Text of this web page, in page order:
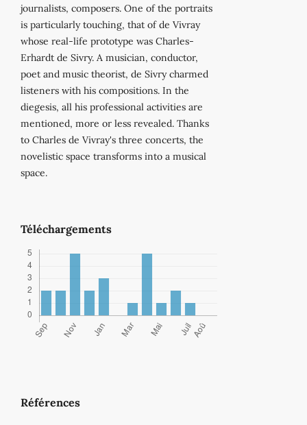
journalists, composers. One of the portraits
is particularly touching, that of de Vivray
whose real-life prototype was Charles-
Erhardt de Sivry. A musician, conductor,
poet and music theorist, de Sivry charmed
listeners with his compositions. In the
diegesis, all his professional activities are
mentioned, more or less revealed. Thanks
to Charles de Vivray's three concerts, the
novelistic space transforms into a musical
space.
Téléchargements
Références